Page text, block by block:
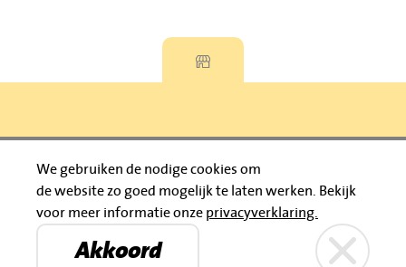
Bruïneplein Petenbos
Privacyverklaring
© 2026 Jumbo Huibers
IBAN: NL92 RABO 0395111021
We gebruiken de nodige cookies om
de website zo goed mogelijk te laten werken.
Bekijk
voor meer informatie onze privacyverklaring.
Akkoord